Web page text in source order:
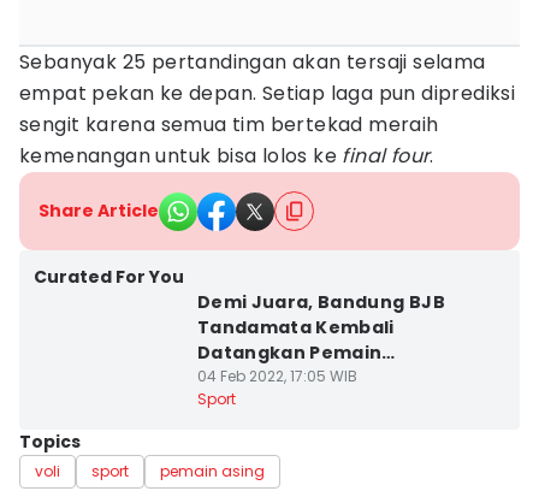
Sebanyak 25 pertandingan akan tersaji selama
empat pekan ke depan. Setiap laga pun diprediksi
sengit karena semua tim bertekad meraih
kemenangan untuk bisa lolos ke final four.
Share Article
Curated For You
Demi Juara, Bandung BJB
Tandamata Kembali
Datangkan Pemain
Montenegro
04 Feb 2022, 17:05 WIB
Sport
Topics
voli sport pemain asing